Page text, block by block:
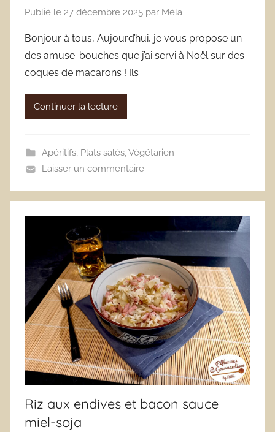
Publié le 27 décembre 2025 par Méla
Bonjour à tous, Aujourd’hui, je vous propose un
des amuse-bouches que j’ai servi à Noël sur des
coques de macarons ! Ils
Continuer la lecture
Apéritifs, Plats salés,Végétarien
Laisser un commentaire
Riz aux endives et bacon sauce
miel-soja